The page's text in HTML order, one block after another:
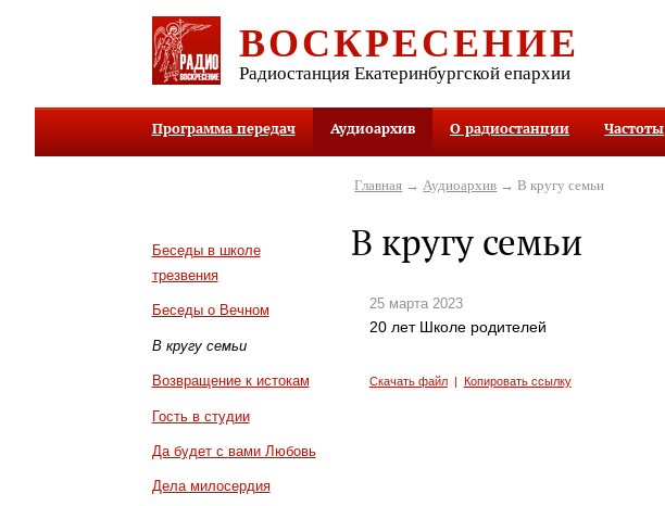
ВОСКРЕСЕНИЕ
Радиостанция Екатеринбургской епархии
Программа передач Аудиоархив О радиостанции Частоты
Беседы в школе
трезвения
Беседы о Вечном
В кругу семьи
Возвращение к истокам
Гость в студии
Да будет с вами Любовь
Дела милосердия
Главная → Аудиоархив → В кругу семьи
В кругу семьи
25 марта 2023
20 лет Школе родителей
Скачать файл| Копировать ссылку